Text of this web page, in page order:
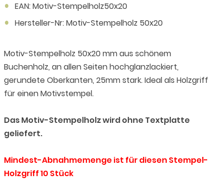
EAN: Motiv-Stempelholz50x20
Hersteller-Nr: Motiv-Stempelholz 50x20
Motiv-Stempelholz 50x20 mm aus schönem
Buchenholz, an allen Seiten hochglanzlackiert,
gerundete Oberkanten, 25mm stark. Ideal als Holzgriff
für einen Motivstempel.
Das Motiv-Stempelholz wird ohne Textplatte
geliefert.
Mindest-Abnahmemenge ist für diesen Stempel-
Holzgriff 10 Stück